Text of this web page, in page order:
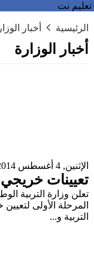
تعليم نت
الرئيسية أخبار
أخبار الوزارة
الإثنين, 4 أغسطس 2014
تعيينات خريجي
تعلن وزارة التربية
المرحلة الأولى
التربية و...